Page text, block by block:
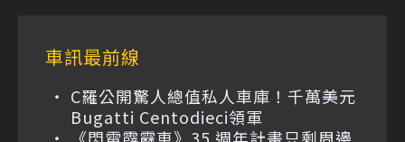
車訊最前線
C羅公開驚人總值私人車庫！千萬美元
Bugatti Centodieci領軍
《閃電霹靂車》35 週年計畫只剩周邊